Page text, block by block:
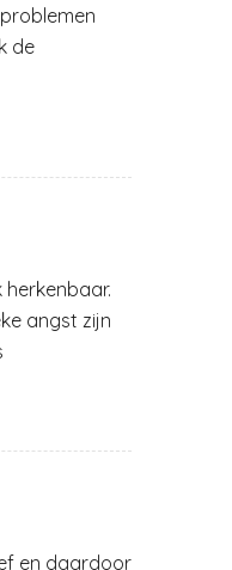
de
herkenbaar.
angst zijn
en daardoor